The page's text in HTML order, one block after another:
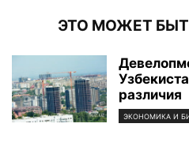
ЭТО МОЖЕТ
различия
ЭКОНОМИКА И